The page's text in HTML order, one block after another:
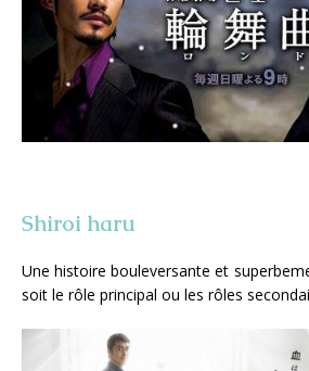
Shiroi haru
Une histoire bouleversante et
soit le rôle principal ou les rôles